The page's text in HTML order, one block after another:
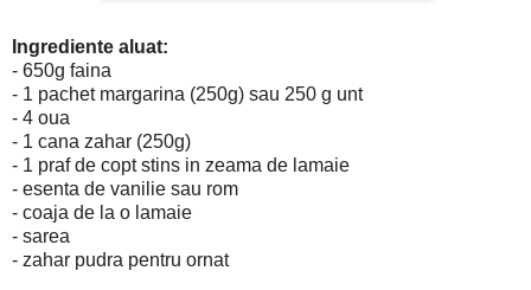
Ingrediente aluat:
- 650g faina
- 1 pachet margarina (250g) sau 250 g unt
- 4 oua
- 1 cana zahar (250g)
- 1 praf de copt stins in zeama de lamaie
- esenta de vanilie sau rom
- coaja de la o lamaie
- sarea
- zahar pudra pentru ornat